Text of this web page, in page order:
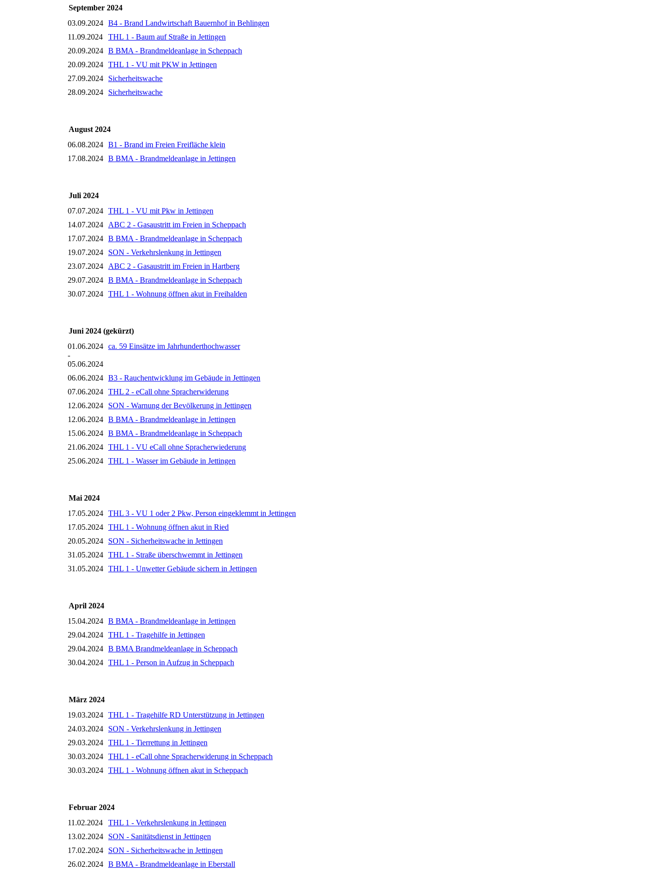
September 2024
03.09.2024 B4 - Brand Landwirtschaft Bauernhof in Behlingen
11.09.2024
THL 1 - Baum auf Straße in Jettingen
20.09.2024 B BMA - Brandmeldeanlage in Scheppach
20.09.2024 THL 1 - VU mit PKW in Jettingen
27.09.2024
Sicherheitswache
28.09.2024
Sicherheitswache
August 2024
06.08.2024 B1 - Brand im Freien Freifläche klein
17.08.2024 B BMA - Brandmeldeanlage in Jettingen
Juli 2024
07.07.2024 THL 1 - VU mit Pkw in Jettingen
14.07.2024
ABC 2 - Gasaustritt im Freien in Scheppach
17.07.2024 B BMA - Brandmeldeanlage in Scheppach
19.07.2024
SON - Verkehrslenkung in Jettingen
23.07.2024
ABC 2 - Gasaustritt im Freien in Hartberg
29.07.2024 B BMA - Brandmeldeanlage in Scheppach
30.07.2024 THL 1 - Wohnung öffnen akut in Freihalden
Juni 2024 (gekürzt)
01.06.2024
-
05.06.2024
ca. 59 Einsätze im Jahrhunderthochwasser
06.06.2024 B3 - Rauchentwicklung im Gebäude in Jettingen
07.06.2024 THL 2 - eCall ohne Spracherwiderung
12.06.2024
SON - Warnung der Bevölkerung in Jettingen
12.06.2024 B BMA - Brandmeldeanlage in Jettingen
15.06.2024 B BMA - Brandmeldeanlage in Scheppach
21.06.2024 THL 1 - VU eCall ohne Spracherwiederung
25.06.2024 THL 1 - Wasser im Gebäude in Jettingen
Mai 2024
17.05.2024 THL 3 - VU 1 oder 2 Pkw, Person eingeklemmt in Jettingen
17.05.2024 THL 1 - Wohnung öffnen akut in Ried
20.05.2024
SON - Sicherheitswache in Jettingen
31.05.2024 THL 1 - Straße überschwemmt in Jettingen
31.05.2024 THL 1 - Unwetter Gebäude sichern in Jettingen
April 2024
15.04.2024 B BMA - Brandmeldeanlage in Jettingen
29.04.2024 THL 1 - Tragehilfe in Jettingen
29.04.2024 B BMA Brandmeldeanlage in Scheppach
30.04.2024 THL 1 - Person in Aufzug in Scheppach
März 2024
19.03.2024 THL 1 - Tragehilfe RD Unterstützung in Jettingen
24.03.2024
SON - Verkehrslenkung in Jettingen
29.03.2024 THL 1 - Tierrettung in Jettingen
30.03.2024 THL 1 - eCall ohne Spracherwiderung in Scheppach
30.03.2024 THL 1 - Wohnung öffnen akut in Scheppach
Februar 2024
11.02.2024
THL 1 - Verkehrslenkung in Jettingen
13.02.2024
SON - Sanitätsdienst in Jettingen
17.02.2024
SON - Sicherheitswache in Jettingen
26.02.2024 B BMA - Brandmeldeanlage in Eberstall